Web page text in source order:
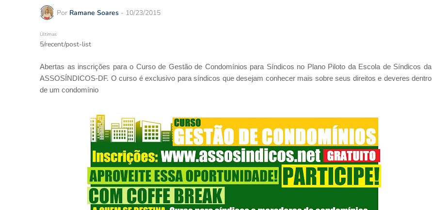
Por Ramane Soares - 10/23/2015
Últimas
5/recent/post-list
Abertas as inscrições para o Curso de Gestão de Condomínios para Síndicos no Plano Piloto da Escola de Síndicos da
ASSOSÍNDICOS-DF. O curso é exclusivo para síndicos que desejam conhecer mais sobre seus direitos e deveres dentro
de um condomínio